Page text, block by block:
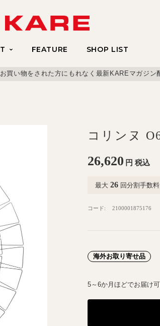
FEATURE SHOP LIST
買い物をされた方にもれなく最新KAREマガジン
コリンヌ
26,620 円 税込
最大 26 回分割手数
コード: 2100001875176
海外お取り寄せ品
5～6か月ほどでお届け